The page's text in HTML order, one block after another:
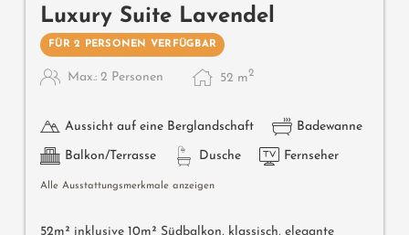
Luxury Suite Lavendel
FÜR 2 PERSONEN VERFÜGBAR
Max.: 2 Personen 52 m2
Aussicht auf eine Berglandschaft Badewanne
Balkon/Terrasse Dusche Fernseher
Alle Ausstattungsmerkmale anzeigen
52m² inklusive 10m² Südbalkon, klassisch, elegante